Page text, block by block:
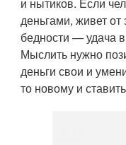
и нытиков. Если
деньгами, живет
бедности — удача
Мыслить нужно
деньги свои и
то новому и